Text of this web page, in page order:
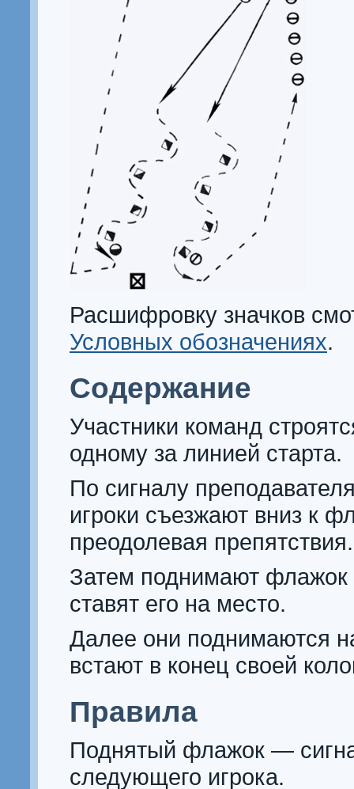
Расшифровку значков
Условных обозначениях.
Содержание
Участники команд
одному за линией старта.
По сигналу
игроки съезжают вниз к
преодолевая препятствия.
Затем поднимают флажок
ставят его на место.
Далее они поднимаются
встают в конец своей
Правила
Поднятый флажок —
следующего игрока.